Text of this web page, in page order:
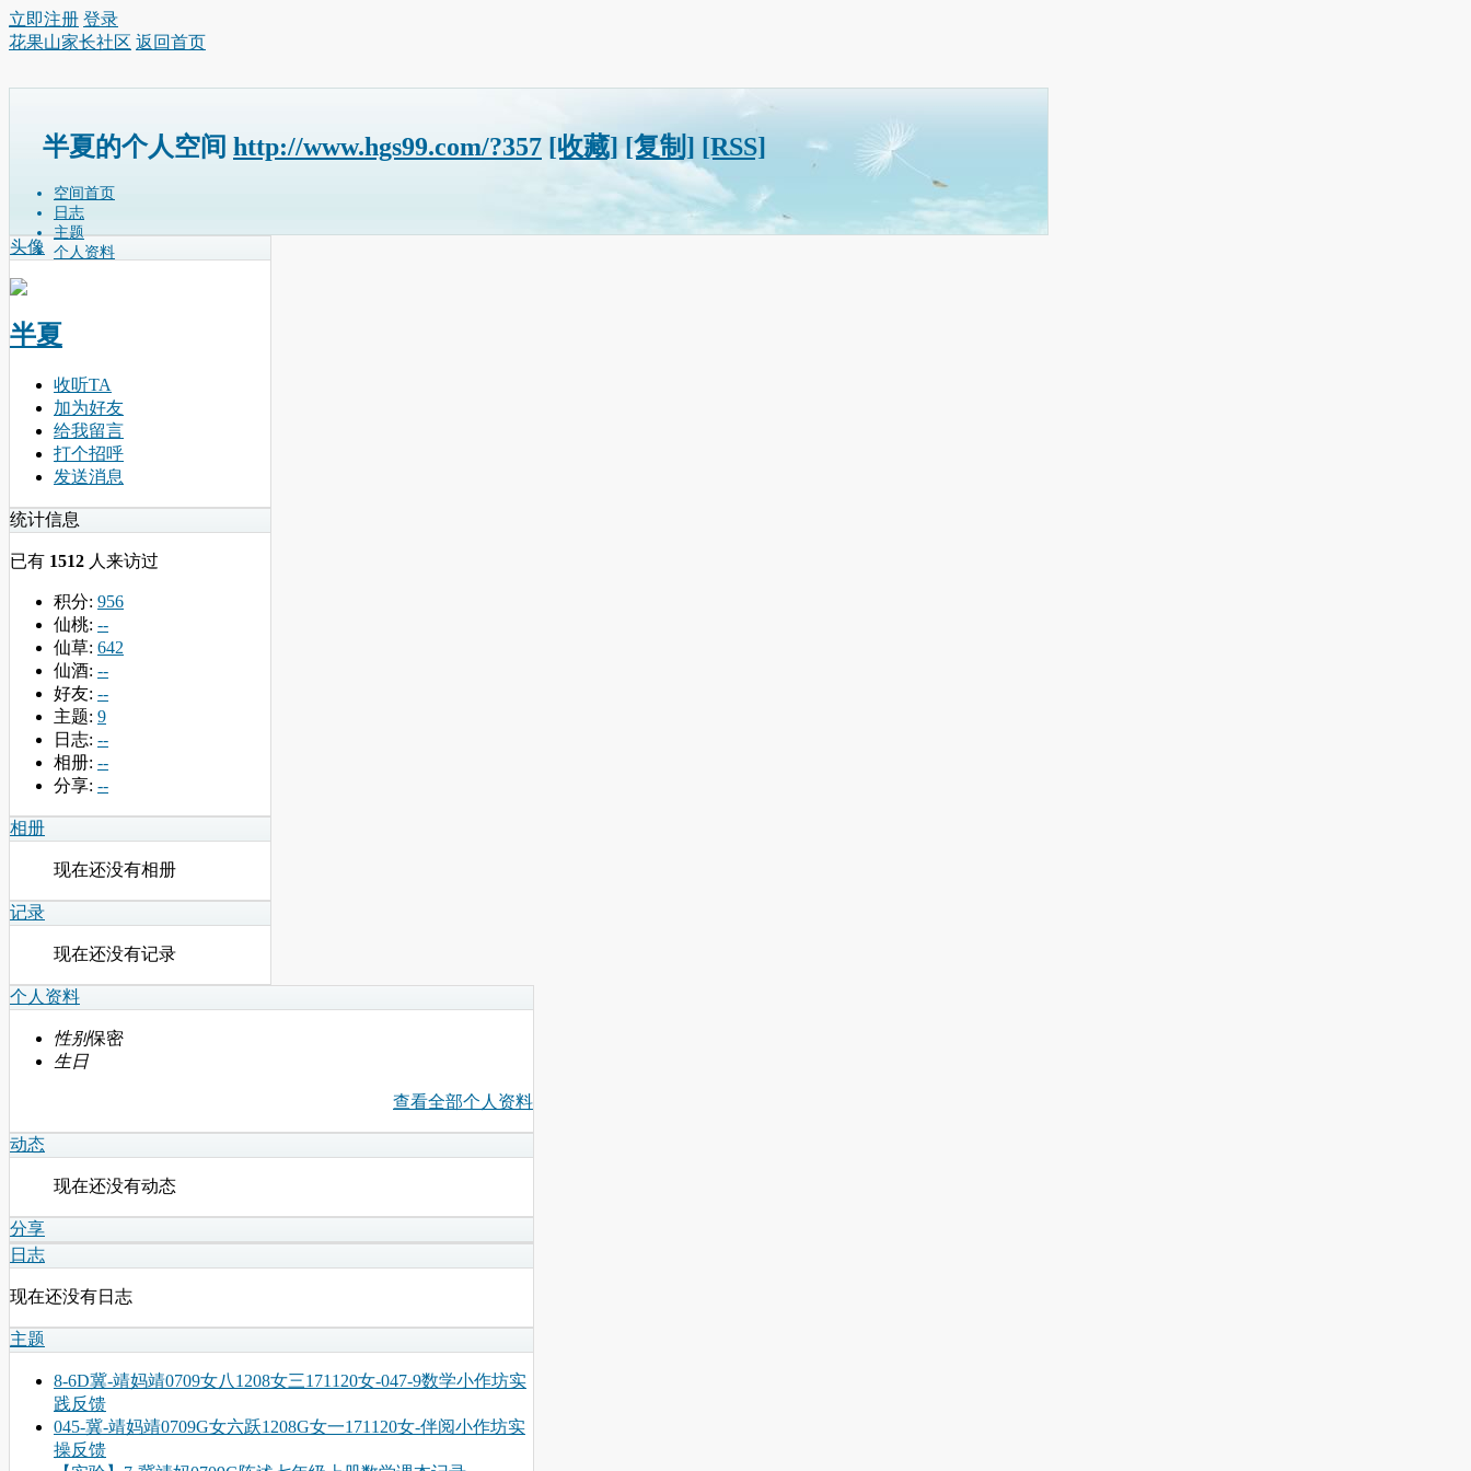
立即注册 登录
花果山家长社区 返回首页
半夏的个人空间 http://www.hgs99.com/?357 [收藏] [复制] [RSS]
空间首页
日志
主题
个人资料
头像
半夏
收听TA
加为好友
给我留言
打个招呼
发送消息
统计信息
已有 1512 人来访过
积分: 956
仙桃: --
仙草: 642
仙酒: --
好友: --
主题: 9
日志: --
相册: --
分享: --
相册
现在还没有相册
记录
现在还没有记录
个人资料
性别保密
生日
查看全部个人资料
动态
现在还没有动态
分享
日志
现在还没有日志
主题
8-6D冀-靖妈靖0709女八1208女三171120女-047-9数学小作坊实
践反馈
045-冀-靖妈靖0709G女六跃1208G女一171120女-伴阅小作坊实
操反馈